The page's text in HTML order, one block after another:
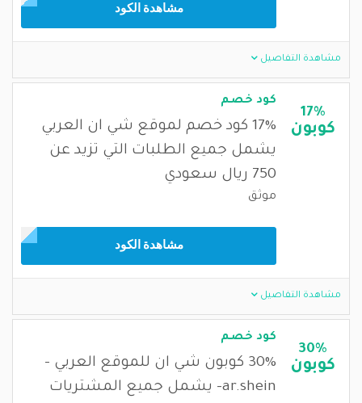
مشاهدة الكود
مشاهدة التفاصيل
17%
كوبون
كود خصم
17% كود خصم لموقع شي ان العربي
يشمل جميع الطلبات التي تزيد عن
750 ريال سعودي
موثق
مشاهدة الكود
مشاهدة التفاصيل
30%
كوبون
كود خصم
30% كوبون شي ان للموقع العربي -
ar.shein- يشمل جميع المشتريات